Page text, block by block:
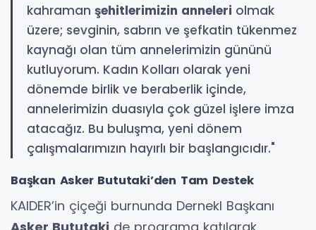
kahraman şehitlerimizin anneleri olmak
üzere; sevginin, sabrın ve şefkatin tükenmez
kaynağı olan tüm annelerimizin gününü
kutluyorum. Kadın Kolları olarak yeni
dönemde birlik ve beraberlik içinde,
annelerimizin duasıyla çok güzel işlere imza
atacağız. Bu buluşma, yeni dönem
çalışmalarımızın hayırlı bir başlangıcıdır."
Başkan Asker Bututaki’den Tam Destek
KAIDER’in çiçeği burnunda Dernekl Başkanı
Asker Bututaki de programa katılarak